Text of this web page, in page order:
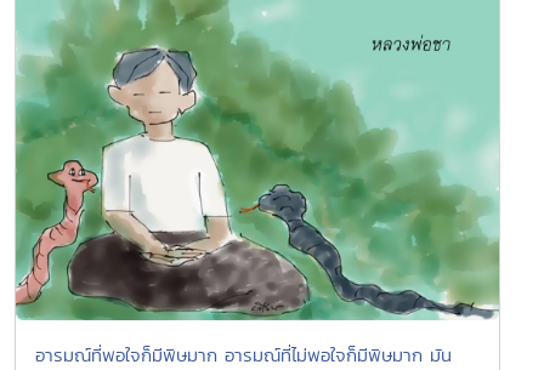
อารมณ์ที่พอใจก็มีพิษมาก อารมณ์ที่ไม่พอใจก็มีพิษมาก มัน